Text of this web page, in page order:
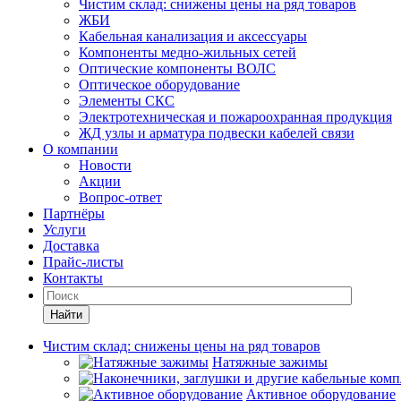
Чистим склад: снижены цены на ряд товаров
ЖБИ
Кабельная канализация и аксессуары
Компоненты медно-жильных сетей
Оптические компоненты ВОЛС
Оптическое оборудование
Элементы СКС
Электротехническая и пожароохранная продукция
ЖД узлы и арматура подвески кабелей связи
О компании
Новости
Акции
Вопрос-ответ
Партнёры
Услуги
Доставка
Прайс-листы
Контакты
Найти
Чистим склад: снижены цены на ряд товаров
Натяжные зажимы
Активное оборудование